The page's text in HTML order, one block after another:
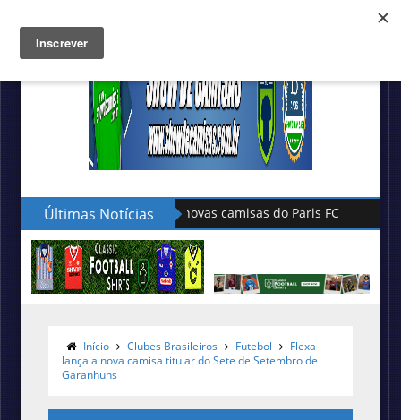
Últimas Notícias Hummel lança as novas camisas
Início Clubes Brasileiros Futebol
Flexa
lança a nova camisa titular do Sete de Setembro de
Garanhuns